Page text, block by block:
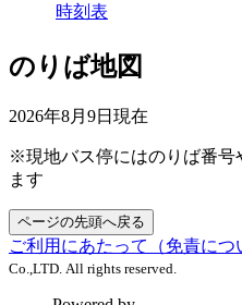
時刻表
のりば地図
2026年8月9日 現在
※現地バス停にはのりば番号
ます
ページの先頭へ戻る
ご利用にあたって（免責につ
Co.,LTD. All rights reserved.